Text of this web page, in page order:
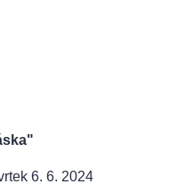
6. 6. 2024